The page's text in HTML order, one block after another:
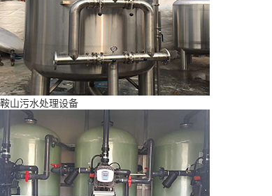
鞍山污水处理设备